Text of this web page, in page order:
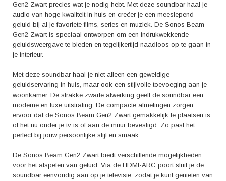
ingewikkelde instellingen, maar gewoon direct genieten van
hoogwaardig geluid.
Haal het maximale uit je kijk- en luisterervaring met de Sonos Beam
Gen2 Zwart. Of je nu een film kijkt, een concert beluistert of gewoon
geniet van je favoriete muziek, deze soundbar creëert een meeslepende
geluid en voel je alsof je midden in de actie zit. Met de Sonos Beam
Gen2 Zwart wordt entertainment een ware beleving.
Let op: De prijs van het product kan variëren. Raadpleeg de website
voor de actuele prijsinformatie.
Gen2 Zwart precies wat je nodig hebt. Met deze soundbar haal je
audio van hoge kwaliteit in huis en creëer je een meeslepend
geluid bij al je favoriete films, series en muziek. De Sonos Beam
Gen2 Zwart is speciaal ontworpen om een indrukwekkende
geluidsweergave te bieden en tegelijkertijd naadloos op te gaan in
je interieur.
Met deze soundbar haal je niet alleen een geweldige
geluidservaring in huis, maar ook een stijlvolle toevoeging aan je
woonkamer. De strakke zwarte afwerking geeft de soundbar een
moderne en luxe uitstraling. De compacte afmetingen zorgen
ervoor dat de Sonos Beam Gen2 Zwart gemakkelijk te plaatsen is,
of het nu onder je tv is of aan de muur bevestigd. Zo past het
perfect bij jouw persoonlijke stijl en smaak.
De Sonos Beam Gen2 Zwart biedt verschillende mogelijkheden
voor het afspelen van geluid. Via de HDMI-ARC poort sluit je de
soundbar eenvoudig aan op je televisie, zodat je kunt genieten van